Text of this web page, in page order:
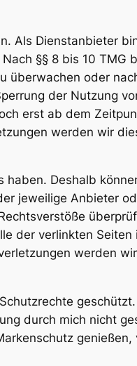
Als Dienstanbieter
§§ 8 bis 10 TMG
überwachen oder
der Nutzung
erst ab dem
werden wir
haben. Deshalb
jeweilige Anbieter
der verlinkten Seiten
werden
durch mich nicht
genießen,